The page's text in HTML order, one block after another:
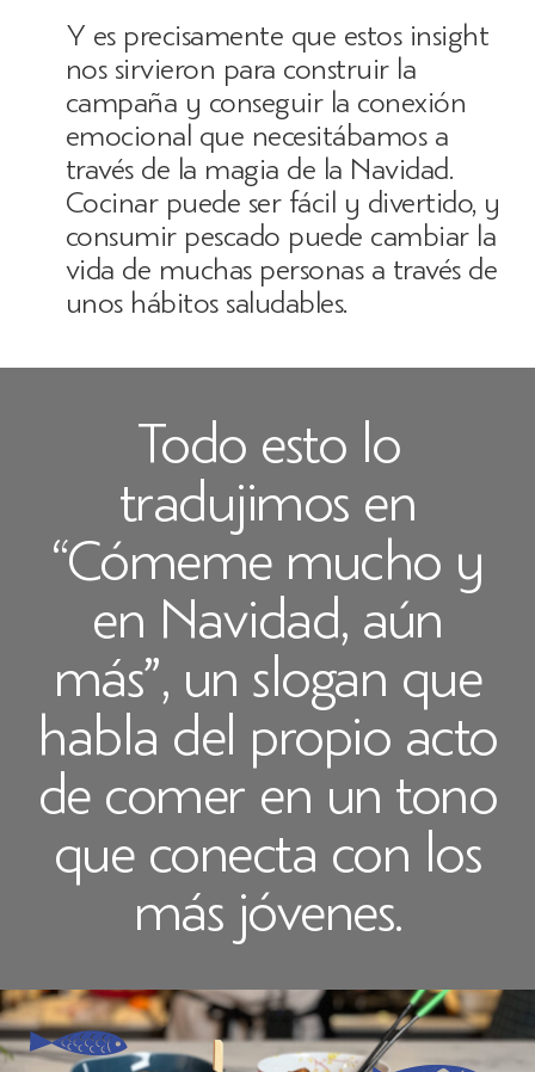
Y es precisamente que estos insight
nos sirvieron para construir la
campaña y conseguir la conexión
emocional que necesitábamos a
través de la magia de la Navidad.
Cocinar puede ser fácil y divertido, y
consumir pescado puede cambiar la
vida de muchas personas a través de
unos hábitos saludables.
Todo esto lo
tradujimos en
“Cómeme mucho y
en Navidad, aún
más”, un slogan que
habla del propio acto
de comer en un tono
que conecta con los
más jóvenes.